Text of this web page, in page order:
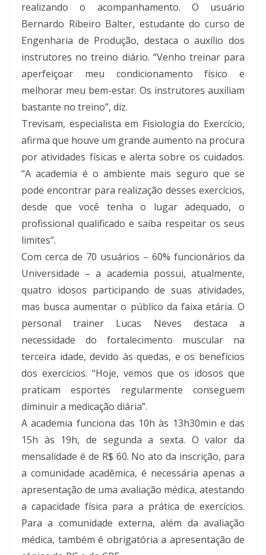
realizando o acompanhamento. O usuário
Bernardo Ribeiro Balter, estudante do curso de
Engenharia de Produção, destaca o auxílio dos
instrutores no treino diário. “Venho treinar para
aperfeiçoar meu condicionamento físico e
melhorar meu bem-estar. Os instrutores auxiliam
bastante no treino”, diz.
Trevisam, especialista em Fisiologia do Exercício,
afirma que houve um grande aumento na procura
por atividades físicas e alerta sobre os cuidados.
“A academia é o ambiente mais seguro que se
pode encontrar para realização desses exercícios,
desde que você tenha o lugar adequado, o
profissional qualificado e saiba respeitar os seus
limites”.
Com cerca de 70 usuários – 60% funcionários da
Universidade – a academia possui, atualmente,
quatro idosos participando de suas atividades,
mas busca aumentar o público da faixa etária. O
personal trainer Lucas Neves destaca a
necessidade do fortalecimento muscular na
terceira idade, devido às quedas, e os benefícios
dos exercícios. “Hoje, vemos que os idosos que
praticam esportes regularmente conseguem
diminuir a medicação diária”.
A academia funciona das 10h às 13h30min e das
15h às 19h, de segunda a sexta. O valor da
mensalidade é de R$ 60. No ato da inscrição, para
a comunidade acadêmica, é necessária apenas a
apresentação de uma avaliação médica, atestando
a capacidade física para a prática de exercícios.
Para a comunidade externa, além da avaliação
médica, também é obrigatória a apresentação de